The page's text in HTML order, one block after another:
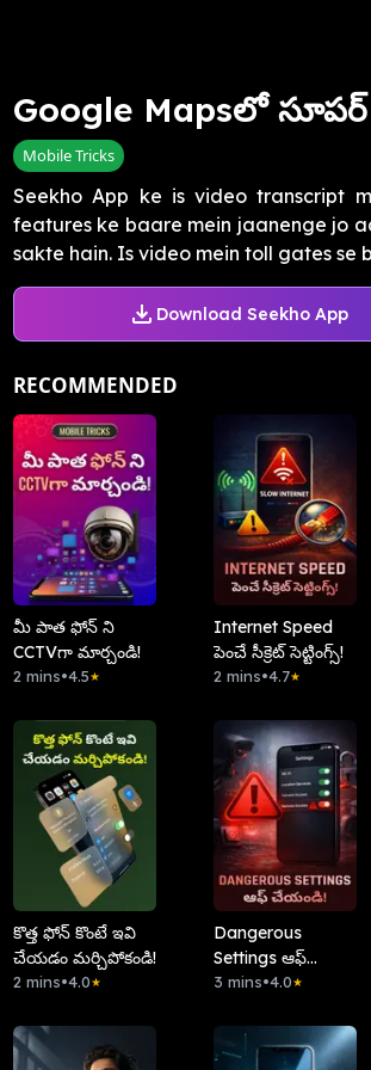
Google Mapsలో సూపర్
Mobile Tricks
Seekho App ke is video transcript
features ke baare mein jaanenge jo
sakte hain. Is video mein toll gates se
Download Seekho App
RECOMMENDED
మీ పాత ఫోన్ ని
CCTVగా మార్చండి!
2 mins•4.5★
Internet Speed
పెంచే సీక్రెట్ సెట్టింగ్స్!
2 mins•4.7★
కొత్త ఫోన్ కొంటే ఇవి
చేయడం మర్చిపోకండి!
2 mins•4.0★
Dangerous
Settings ఆఫ్
చేయండి!
3 mins•4.0★